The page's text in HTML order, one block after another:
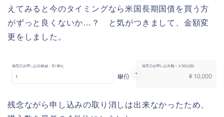
えてみると今のタイミングなら米国長期国債を買う方
がずっと良くないか…？ と気がつきまして、金額変
更をしました。
残念ながら申し込みの取り消しは出来なかったため、